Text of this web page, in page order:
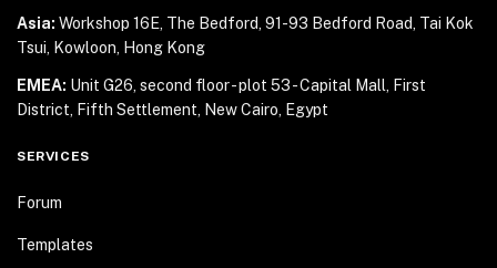
Asia: Workshop 16E, The Bedford, 91-93 Bedford Road, Tai Kok
Tsui, Kowloon, Hong Kong
EMEA: Unit G26, second floor - plot 53 - Capital Mall,
First
District, Fifth Settlement, New Cairo, Egypt
SERVICES
Forum
Templates